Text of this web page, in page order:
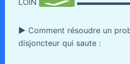
LOIN
► Comment résoudre un
disjoncteur qui saute :